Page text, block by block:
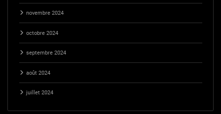
novembre 2024
octobre 2024
septembre 2024
août 2024
juillet 2024